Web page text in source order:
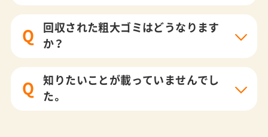
Q
回収された粗大ゴミはどうなります
か？
Q
知りたいことが載っていませんでし
た。